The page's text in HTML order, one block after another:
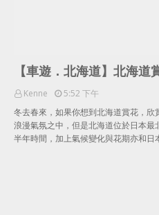
【車遊．北海道】北海
Kenne
5:52 下午
冬去春來，如果你想到北海道賞花，
浪漫氣氛之中，但是北海道位於日本
半年時間，加上氣候變化與花期亦和日